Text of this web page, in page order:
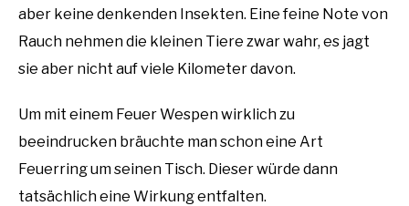
aber keine denkenden Insekten. Eine feine Note von
Rauch nehmen die kleinen Tiere zwar wahr, es jagt
sie aber nicht auf viele Kilometer davon.
Um mit einem Feuer Wespen wirklich zu
beeindrucken bräuchte man schon eine Art
Feuerring um seinen Tisch. Dieser würde dann
tatsächlich eine Wirkung entfalten.